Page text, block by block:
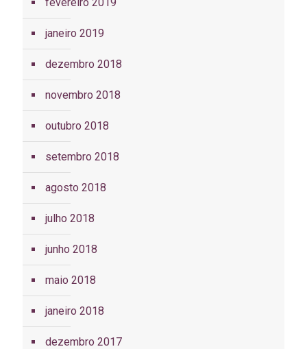
janeiro 2019
dezembro 2018
novembro 2018
outubro 2018
setembro 2018
agosto 2018
julho 2018
junho 2018
maio 2018
janeiro 2018
dezembro 2017